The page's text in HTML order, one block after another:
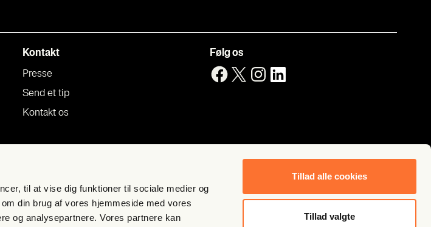
til at vise dig funktioner til sociale medier og
din brug af vores hjemmeside med vores
og analysepartnere. Vores partnere kan
Tillad alle cookies
Tillad valgte
Kon­takt
Pres­se
Send et tip
Kon­takt os
Følg os